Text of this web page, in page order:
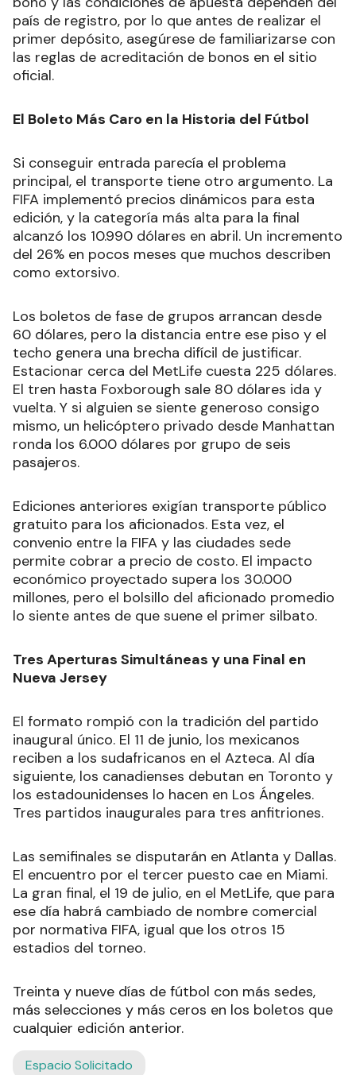
país de registro, por lo que antes de realizar el
primer depósito, asegúrese de familiarizarse con
las reglas de acreditación de bonos en el sitio
oficial.
El Boleto Más Caro en la Historia del Fútbol
Si conseguir entrada parecía el problema
principal, el transporte tiene otro argumento. La
FIFA implementó precios dinámicos para esta
edición, y la categoría más alta para la final
alcanzó los 10.990 dólares en abril. Un incremento
del 26% en pocos meses que muchos describen
como extorsivo.
Los boletos de fase de grupos arrancan desde
60 dólares, pero la distancia entre ese piso y el
techo genera una brecha difícil de justificar.
Estacionar cerca del MetLife cuesta 225 dólares.
El tren hasta Foxborough sale 80 dólares ida y
vuelta. Y si alguien se siente generoso consigo
mismo, un helicóptero privado desde Manhattan
ronda los 6.000 dólares por grupo de seis
pasajeros.
Ediciones anteriores exigían transporte público
gratuito para los aficionados. Esta vez, el
convenio entre la FIFA y las ciudades sede
permite cobrar a precio de costo. El impacto
económico proyectado supera los 30.000
millones, pero el bolsillo del aficionado promedio
lo siente antes de que suene el primer silbato.
Tres Aperturas Simultáneas y una Final en
Nueva Jersey
El formato rompió con la tradición del partido
inaugural único. El 11 de junio, los mexicanos
reciben a los sudafricanos en el Azteca. Al día
siguiente, los canadienses debutan en Toronto y
los estadounidenses lo hacen en Los Ángeles.
Tres partidos inaugurales para tres anfitriones.
Las semifinales se disputarán en Atlanta y Dallas.
El encuentro por el tercer puesto cae en Miami.
La gran final, el 19 de julio, en el MetLife, que para
ese día habrá cambiado de nombre comercial
por normativa FIFA, igual que los otros 15
estadios del torneo.
Treinta y nueve días de fútbol con más sedes,
más selecciones y más ceros en los boletos que
cualquier edición anterior.
Espacio Solicitado